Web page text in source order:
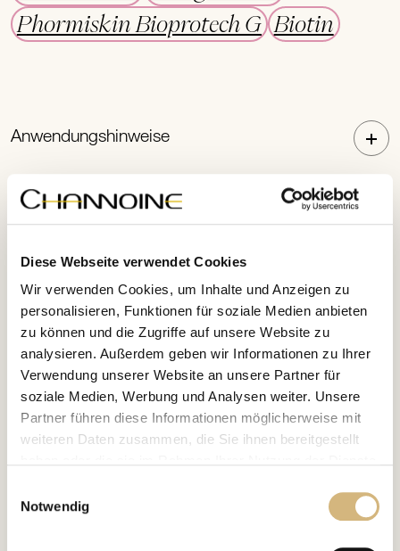
Diese Webseite verwendet Cookies
Wir verwenden Cookies, um Inhalte und Anzeigen zu
personalisieren, Funktionen für soziale Medien anbieten
zu können und die Zugriffe auf unsere Website zu
analysieren. Außerdem geben wir Informationen zu Ihrer
Verwendung unserer Website an unsere Partner für
soziale Medien, Werbung und Analysen weiter. Unsere
Partner führen diese Informationen möglicherweise mit
weiteren Daten zusammen, die Sie ihnen bereitgestellt
und im
mehr darüber, wer wir sind, wie Sie uns
Notwendig
Phormiskin Bioprotech G
Biotin
Anwendungshinweise